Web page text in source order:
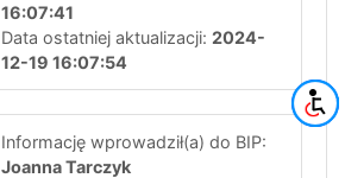
16:07:41
Data ostatniej aktualizacji: 2024-
12-19 16:07:54
Informację wprowadził(a) do BIP:
Joanna Tarczyk